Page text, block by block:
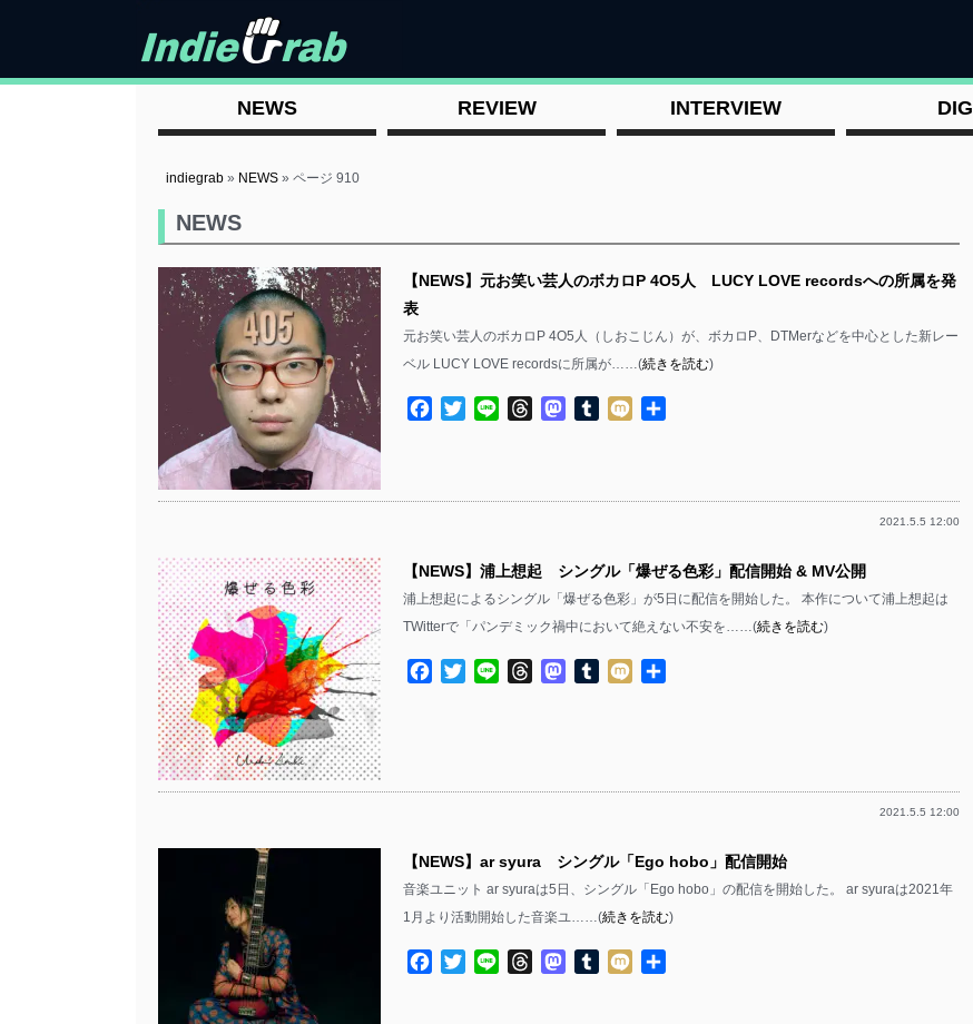
NEWS REVIEW INTERVIEW DIG
indiegrab » NEWS »ページ 910
NEWS
【NEWS】元お笑い芸人のボカロP 4O5人 LUCY LOVE recordsへの所属を発
表
元お笑い芸人のボカロP 4O5人（しおこじん）が、ボカロP、DTMerなどを中心とした新レー
ベル LUCY LOVE recordsに所属が……(続きを読む)
Facebook
TwitterLine ThreadsMastodon
TumblrMixi
2021.5.5 12:00
【NEWS】浦上想起 シングル「爆ぜる色彩」配信開始 & MV公開
浦上想起によるシングル「爆ぜる色彩」が5日に配信を開始した。 本作について浦上想起は
TWitterで「パンデミック禍中において絶えない不安を……(続きを読む)
Facebook
TwitterLine ThreadsMastodon
TumblrMixi
2021.5.5 12:00
【NEWS】ar syura シングル「Ego hobo」配信開始
音楽ユニット ar syuraは5日、シングル「Ego hobo」の配信を開始した。 ar syuraは2021年
1月より活動開始した音楽ユ……(続きを読む)
Facebook
TwitterLine ThreadsMastodon
TumblrMixi